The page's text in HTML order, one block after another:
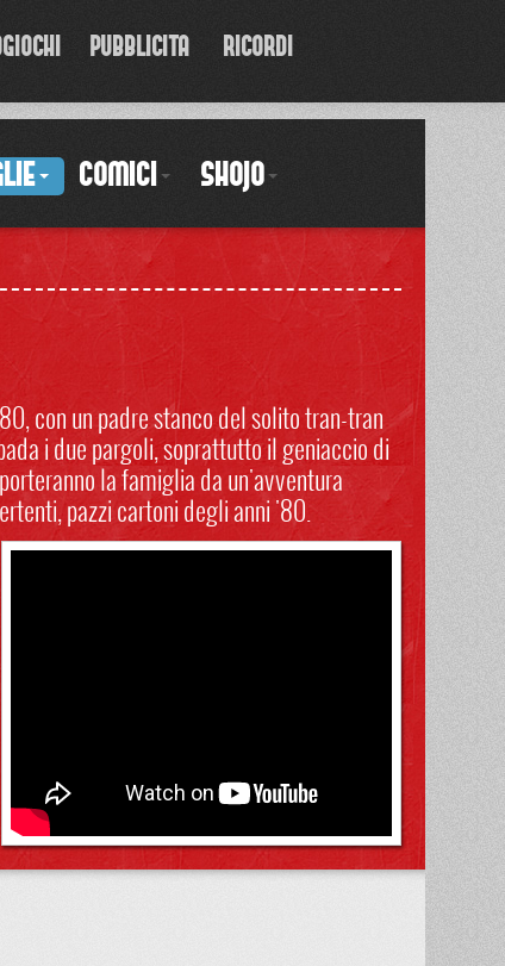
PUBBLICITA' RICORDI
COMICI SHOJO
con un padre stanco del solito tran-tran
i due pargoli, soprattutto il geniaccio di
la famiglia da un'avventura
pazzi cartoni degli anni '80.